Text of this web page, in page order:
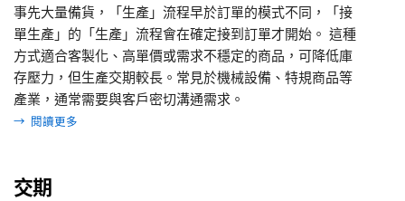
事先大量備貨，「生產」流程早於訂單的模式不同，「接
單生產」的「生產」流程會在確定接到訂單才開始。 這種
方式適合客製化、高單價或需求不穩定的商品，可降低庫
存壓力，但生產交期較長。常見於機械設備、特規商品等
產業，通常需要與客戶密切溝通需求。
→ 閱讀更多
交期